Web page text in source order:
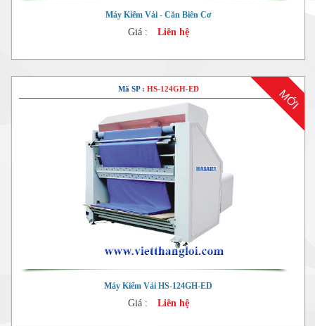
Máy Kiểm Vải - Căn Biên Cơ
Giá : Liên hệ
Mã SP : HS-124GH-ED MỚI
Máy Kiểm Vải HS-124GH-ED
Giá : Liên hệ